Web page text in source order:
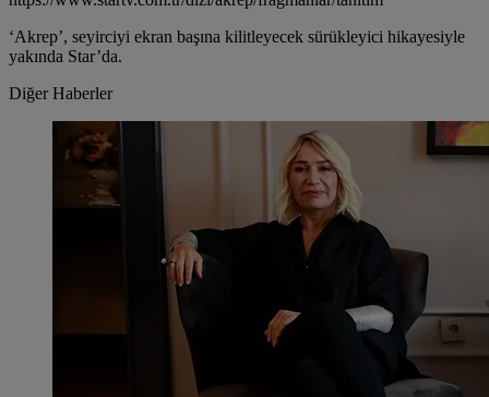
‘Akrep’, seyirciyi ekran başına kilitleyecek sürükleyici hikayesiyle
yakında Star’da.
Diğer Haberler